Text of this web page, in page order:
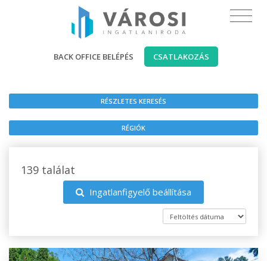
BACK OFFICE BELÉPÉS CSATLAKOZÁS
RÉSZLETES KERESÉS
RÉGIÓK
139 találat
Ingatlanfigyelő beállítása